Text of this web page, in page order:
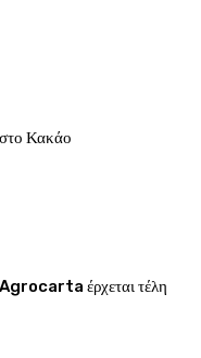
στο Κακάο
έρχεται τέλη